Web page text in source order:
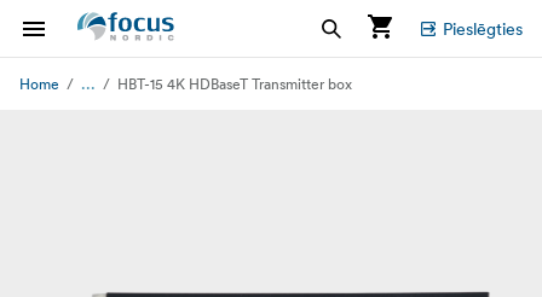
Pieslēgties
Home ... HBT-15 4K HDBaseT Transmitter box